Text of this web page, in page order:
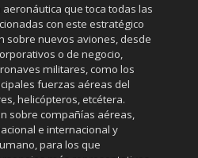
que toca todas las
con este estratégico
sobre nuevos aviones, desde
o de negocio,
militares, como los
fuerzas aéreas del
helicópteros, etcétera.
sobre compañías aéreas,
e internacional y
para los que